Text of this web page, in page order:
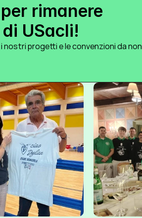
rimanere
USacli!
nostri progetti e le convenzioni da non